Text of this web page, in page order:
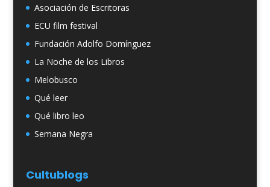
Asociación de Escritoras
ECU film festival
Fundación Adolfo Domínguez
La Noche de los Libros
Melobusco
Qué leer
Qué libro leo
Semana Negra
Cultublogs